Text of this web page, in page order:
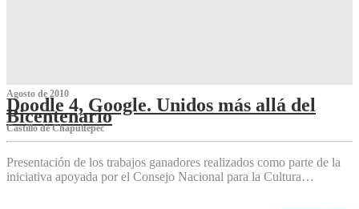
Agosto de 2010
Doodle 4, Google. Unidos más allá del
Bicentenario
Castillo de Chapultepec
Presentación de los trabajos ganadores realizados como parte de la
iniciativa apoyada por el Consejo Nacional para la Cultura…